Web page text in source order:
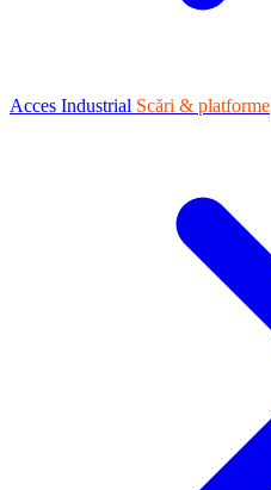
Acces Industrial Scări & platforme